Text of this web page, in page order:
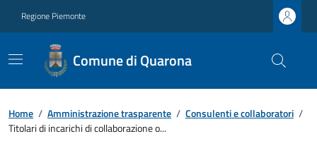
Regione Piemonte
Comune di Quarona
Home / Amministrazione trasparente / Consulenti e collaboratori /
Titolari di incarichi di collaborazione o...